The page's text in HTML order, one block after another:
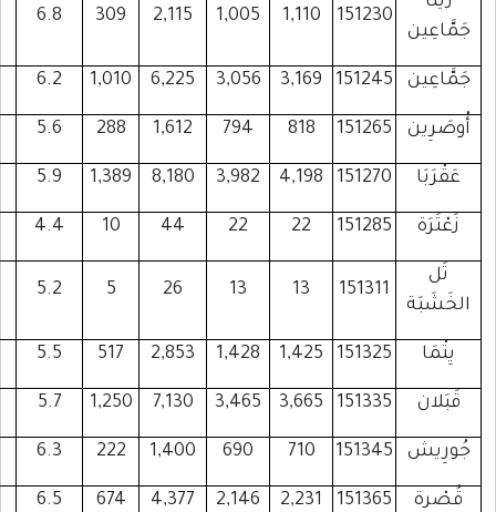
1,005
2,115
309
6.8
46
375
351
3,056
6,225
1,010
6.2
283
1,112
1,170
794
1,612
288
5.6
31
330
319
3,982
8,180
1,389
5.9
293
1,573
1,757
22
44
10
4.4
0
10
15
13
26
5
5.2
0
15
16
1,428
2,853
517
5.5
79
491
563
3,465
7,130
1,250
5.7
308
1,481
1,526
690
1,400
222
6.3
36
253
267
2,146
4,377
674
6.5
169
803
777